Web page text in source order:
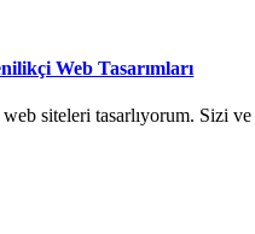
Web Tasarımları
siteleri tasarlıyorum. Sizi